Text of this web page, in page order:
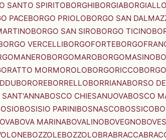
SANTO SPIRITOBORGHIBORGIABORGIALLO
PACEBORGO PRIOLOBORGO SAN
BORGO SAN SIROBORGO TICINO
VERCELLIBORGOFORTE
BORGOMAROBORGOMASINO
MORMOROLOBORGORICCO
BOROREBORRELLOBORRIANABORSO
SANT'ANNABOSCO CHIESANUOVABOSCO
BOSISIO PARINIBOSNASCOBOSSICO
BOVA MARINABOVALINOBOVEGNOBOVES
BOZZOLEBOZZOLOBRABRACCA